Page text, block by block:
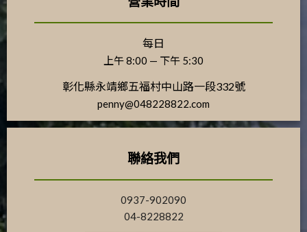
每日
上午 8:00 — 下午 5:30
彰化縣永靖鄉五福村中山路一段332號
penny@048228822.com
聯絡我們
0937-902090
04-8228822